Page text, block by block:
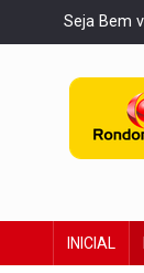
Seja Bem
INICIAL